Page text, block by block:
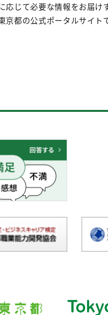
応じて必要な情報をお届け
都の公式ポータルサイトで